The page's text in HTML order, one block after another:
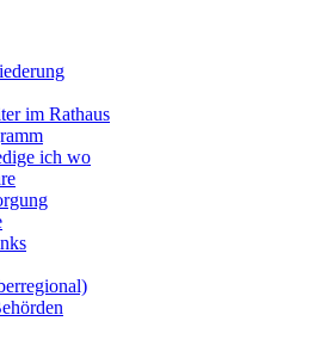
im Rathaus
ich wo